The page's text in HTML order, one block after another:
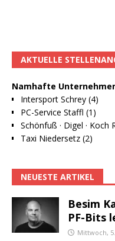
AKTUELLE
Namhafte
Intersport Schrey (4)
PC-Service Staffl (1)
Schönfuß · Digel ·
Taxi Niedersetz (2)
NEUESTE ARTIKEL
Besim
PF-Bits
Mittwoch,